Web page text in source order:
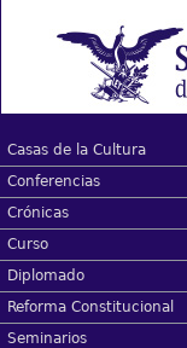
Casas de la Cultura
Conferencias
Crónicas
Curso
Diplomado
Reforma Constitucional
Seminarios